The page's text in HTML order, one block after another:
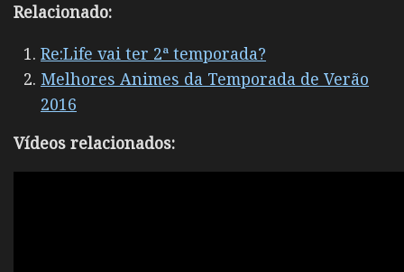
Relacionado:
Re:Life vai ter 2ª temporada?
Melhores Animes da Temporada de Verão
2016
Vídeos relacionados: